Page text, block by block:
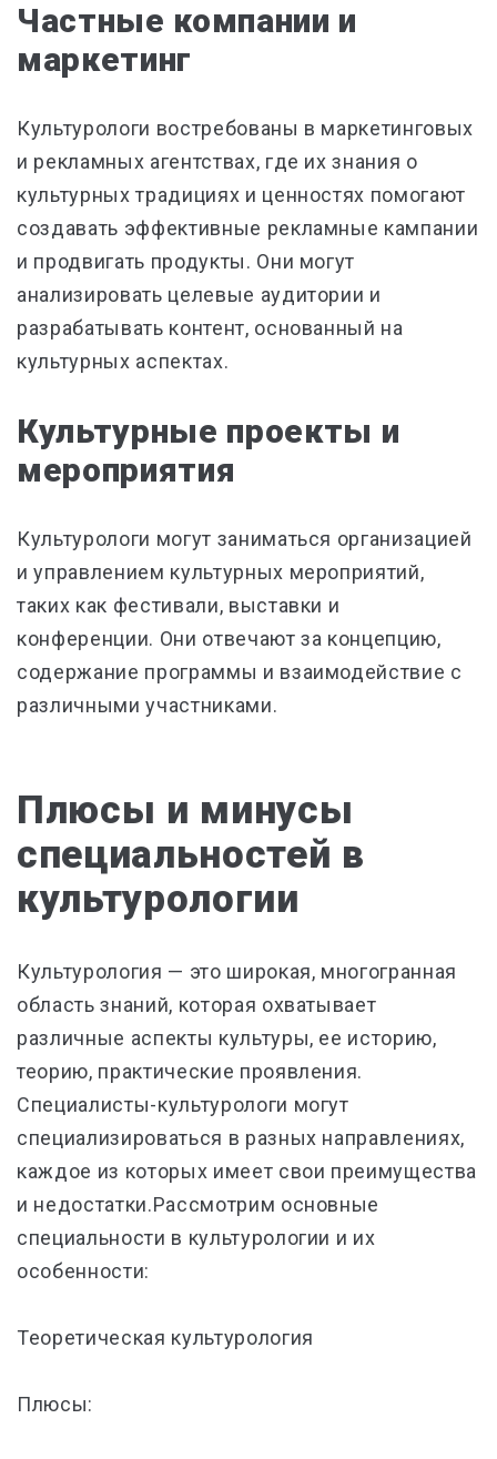
Частные компании и
маркетинг
Культурологи востребованы в маркетинговых
и рекламных агентствах, где их знания о
культурных традициях и ценностях помогают
создавать эффективные рекламные кампании
и продвигать продукты. Они могут
анализировать целевые аудитории и
разрабатывать контент, основанный на
культурных аспектах.
Культурные проекты и
мероприятия
Культурологи могут заниматься организацией
и управлением культурных мероприятий,
таких как фестивали, выставки и
конференции. Они отвечают за концепцию,
содержание программы и взаимодействие с
различными участниками.
Плюсы и минусы
специальностей в
культурологии
Культурология — это широкая, многогранная
область знаний, которая охватывает
различные аспекты культуры, ее историю,
теорию, практические проявления.
Специалисты-культурологи могут
специализироваться в разных направлениях,
каждое из которых имеет свои преимущества
и недостатки.Рассмотрим основные
специальности в культурологии и их
особенности:
Теоретическая культурология
Плюсы: